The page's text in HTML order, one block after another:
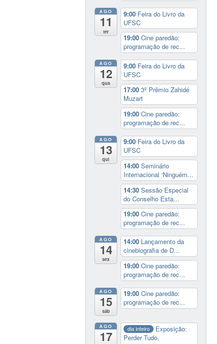
AGO
11
ter
9:00 Feira do Livro da
UFSC
19:00Cine paredão:
programação de rec...
AGO
12
qua
9:00 Feira do Livro da
UFSC
17:003º Prêmio Zahidé
Muzart
19:00Cine paredão:
programação de rec...
AGO
13
qui
9:00 Feira do Livro da
UFSC
14:00Seminário
Internacional ‘Ninguém...
14:30Sessão Especial
do Conselho Esta...
19:00Cine paredão:
programação de rec...
AGO
14
sex
14:00 Lançamento da
cinebiografia de D...
19:00Cine paredão:
programação de rec...
AGO
15
sáb
19:00Cine paredão:
programação de rec...
AGO
17
dia inteiro
Exposição:
Perder Tudo.